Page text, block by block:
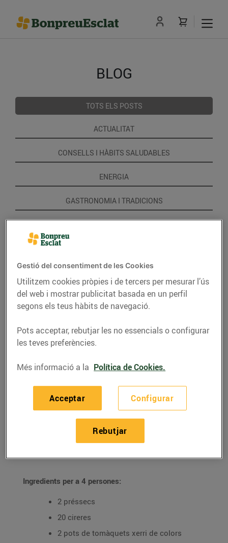
BLOG
TOTS ELS POSTS
ACTUALITAT
CONSELLS I HÀBITS SALUDABLES
ENERGIA
GASTRONOMIA I TRADICIONS
Amanida panzanella
amb xerris, préssec,
cireres i mató
Ingredients per a 4 persones:
2 préssecs
20 cireres
2 pots de tomàquets xerri de colors
Gestió del consentiment de les Cookies
Utilitzem cookies pròpies i de tercers per mesurar l’ús
del web i mostrar publicitat basada en un perfil
segons els teus hàbits de navegació.
Pots acceptar, rebutjar les no essencials o configurar
les teves preferències.
Més informació a la Política de Cookies.
Configurar
Rebutjar
Acceptar